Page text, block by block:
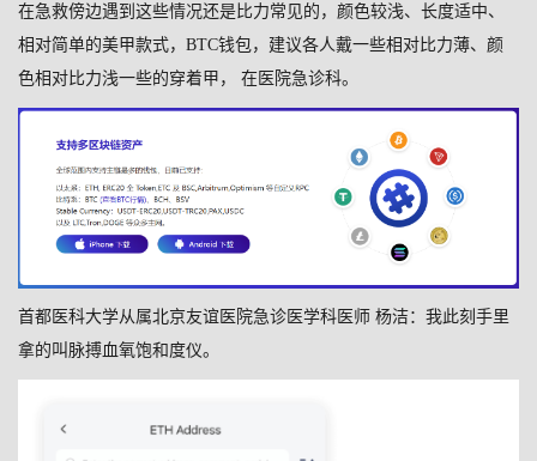
在急救傍边遇到这些情况还是比力常见的，颜色较浅、长度适中、
相对简单的美甲款式，BTC钱包，建议各人戴一些相对比力薄、颜
色相对比力浅一些的穿着甲， 在医院急诊科。
首都医科大学从属北京友谊医院急诊医学科医师 杨洁：我此刻手里
拿的叫脉搏血氧饱和度仪。